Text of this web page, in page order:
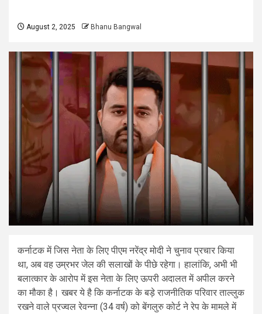
August 2, 2025 Bhanu Bangwal
कर्नाटक में जिस नेता के लिए पीएम नरेंद्र मोदी ने चुनाव प्रचार किया
था, अब वह उम्रभर जेल की सलाखों के पीछे रहेगा। हालांकि, अभी भी
बलात्कार के आरोप में इस नेता के लिए ऊपरी अदालत में अपील करने
का मौका है। खबर ये है कि कर्नाटक के बड़े राजनीतिक परिवार ताल्लुक
रखने वाले प्रज्वल रेवन्ना (34 वर्ष) को बेंगलुरु कोर्ट ने रेप के मामले में